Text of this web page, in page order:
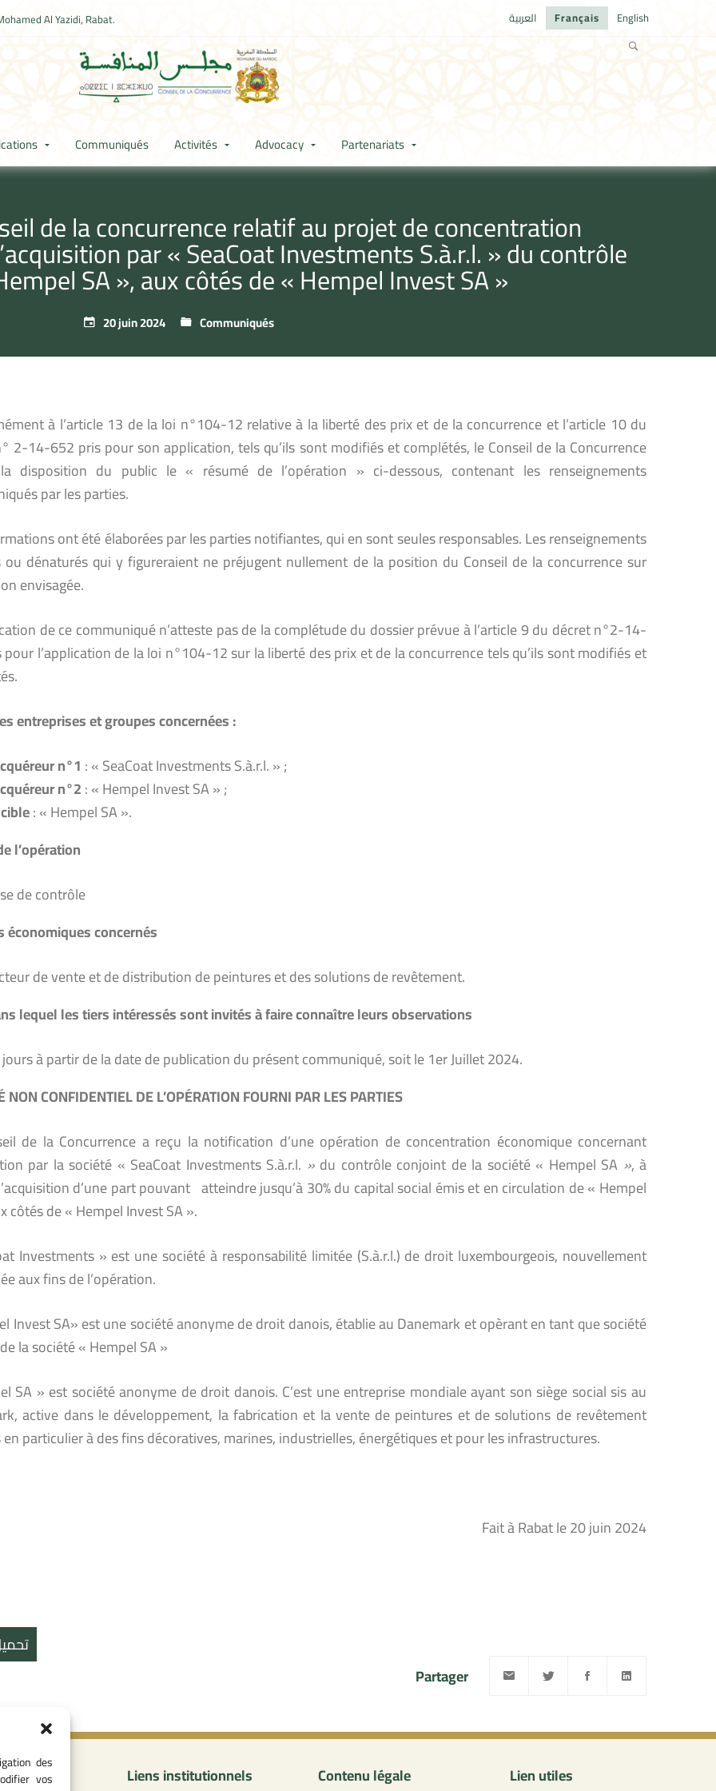
des
vos
Al Yazidi, Rabat. العربية Français English
Communiqués Activités Advocacy Partenariats
de la concurrence relatif au projet de concentration
par « SeaCoat Investments S.à.r.l. » du contrôle
SA », aux côtés de « Hempel Invest SA »
20 juin 2024 Communiqués
à l’article 13 de la loi n°104-12 relative à la liberté des prix et de la concurrence et l’article 10 du
2-14-652 pris pour son application, tels qu’ils sont modifiés et complétés, le Conseil de la Concurrence
disposition du public le « résumé de l’opération » ci-dessous, contenant les renseignements
par les parties.
ont été élaborées par les parties notifiantes, qui en sont seules responsables. Les renseignements
ou dénaturés qui y figureraient ne préjugent nullement de la position du Conseil de la concurrence sur
envisagée.
de ce communiqué n’atteste pas de la complétude du dossier prévue à l’article 9 du décret n°2-14-
l’application de la loi n°104-12 sur la liberté des prix et de la concurrence tels qu’ils sont modifiés et
entreprises et groupes concernées :
n°1 : « SeaCoat Investments S.à.r.l. » ;
n°2: « Hempel Invest SA » ;
: « Hempel SA ».
l’opération
de contrôle
économiques concernés
de vente et de distribution de peintures et des solutions de revêtement.
lequel les tiers intéressés sont invités à faire connaître leurs observations
à partir de la date de publication du présent communiqué, soit le 1er Juillet 2024.
NON CONFIDENTIEL DE L’OPÉRATION FOURNI PAR LES PARTIES
de la Concurrence a reçu la notification d’une opération de concentration économique concernant
par la société « SeaCoat Investments S.à.r.l. » du contrôle conjoint de la société « Hempel SA », à
d’une part pouvant atteindre jusqu’à 30% du capital social émis et en circulation de « Hempel
côtés de « Hempel Invest SA ».
Investments » est une société à responsabilité limitée (S.à.r.l.) de droit luxembourgeois, nouvellement
aux fins de l’opération.
Invest SA» est une société anonyme de droit danois, établie au Danemark et opèrant en tant que société
la société « Hempel SA »
SA » est société anonyme de droit danois. C’est une entreprise mondiale ayant son siège social sis au
active dans le développement, la fabrication et la vente de peintures et de solutions de revêtement
particulier à des fins décoratives, marines, industrielles, énergétiques et pour les infrastructures.
Fait à Rabat le 20 juin 2024
Partager
Liens institutionnels Contenu légale Lien utiles